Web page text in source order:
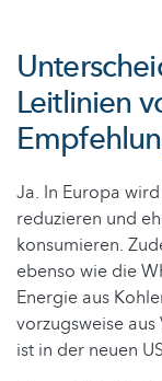
Leitlinien
Ja. In Europa
reduzieren und
konsumieren.
ebenso wie die
Energie aus
vorzugsweise
ist in der neuen